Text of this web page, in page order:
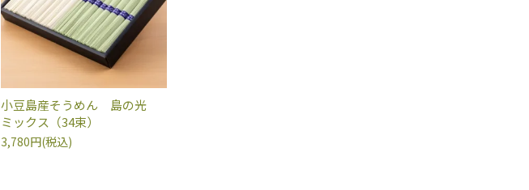
小豆島産そうめん 島の光
ミックス（34束）
3,780円(税込)